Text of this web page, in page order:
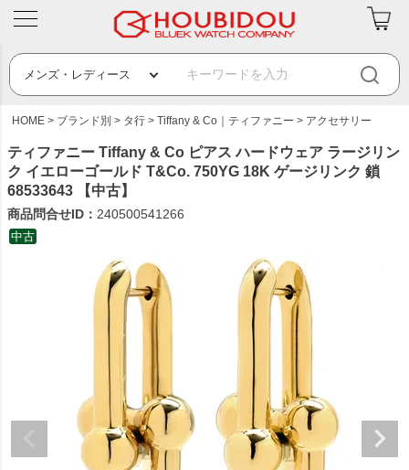
HOME ブランド別 タ行 Tiffany & Co｜ティファニー アクセサリー
ティファニー Tiffany & Co ピアス ハードウェア ラージリン
ク イエローゴールド T&Co. 750YG 18K ゲージリンク 鎖
68533643 【中古】
商品問合せID： 240500541266
中古